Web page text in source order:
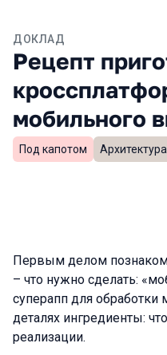
ДОКЛАД
Рецепт
мобильного
Под капотом Архитектура
Первым делом
– что нужно сделать:
суперапп для
деталях ингредиенты:
реализации.